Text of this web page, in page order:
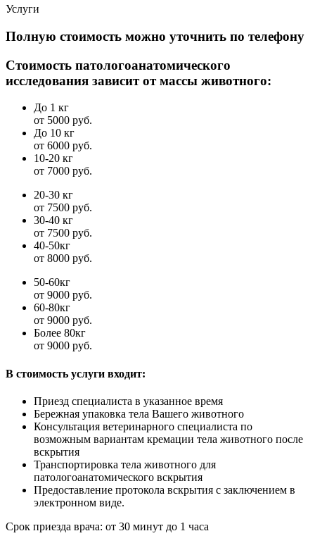
Услуги
Полную стоимость можно уточнить по телефону
Стоимость патологоанатомического
исследования зависит от массы животного:
До 1 кг
от 5000 руб.
До 10 кг
от 6000 руб.
10-20 кг
от 7000 руб.
20-30 кг
от 7500 руб.
30-40 кг
от 7500 руб.
40-50кг
от 8000 руб.
50-60кг
от 9000 руб.
60-80кг
от 9000 руб.
Более 80кг
от 9000 руб.
В стоимость услуги входит:
Приезд специалиста в указанное время
Бережная упаковка тела Вашего животного
Консультация ветеринарного специалиста по
возможным вариантам кремации тела животного после
вскрытия
Транспортировка тела животного для
патологоанатомического вскрытия
Предоставление протокола вскрытия с заключением в
электронном виде.
Срок приезда врача: от 30 минут до 1 часа